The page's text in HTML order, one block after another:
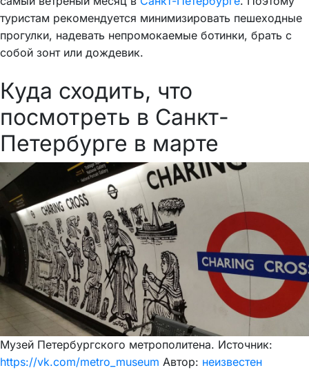
туристам рекомендуется минимизировать пешеходные
прогулки, надевать непромокаемые ботинки, брать с
собой зонт или дождевик.
Куда сходить, что
посмотреть в Санкт-
Петербурге в марте
Музей Петербургского метрополитена. Источник:
https://vk.com/metro_museum Автор: неизвестен